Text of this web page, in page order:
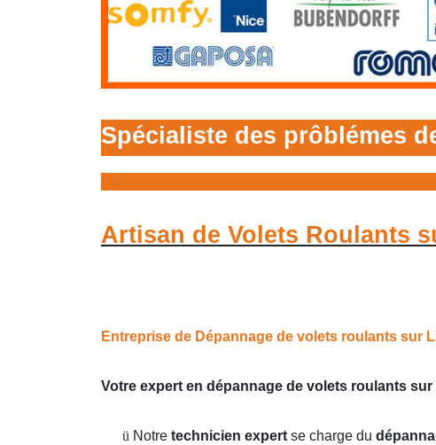
Spécialiste des prôblémes
Artisan de Volets Roulants
Entreprise de Dépannage de volets roulants sur
Votre expert en dépannage de volets roulants
ü Notre technicien expert se charge du